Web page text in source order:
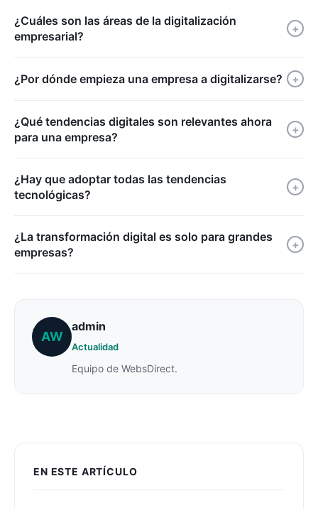
EN ESTE ARTÍCULO
¿Cuáles son las áreas de la digitalización
empresarial?
+
¿Por dónde empieza una empresa a digitalizarse? +
¿Qué tendencias digitales son relevantes ahora
para una empresa?
+
¿Hay que adoptar todas las tendencias
tecnológicas?
+
¿La transformación digital es solo para grandes
empresas?
+
AW
admin
Actualidad
Equipo de WebsDirect.